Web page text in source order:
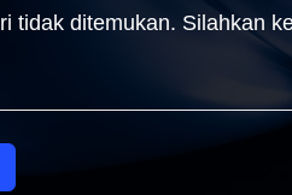
tidak ditemukan. Silahkan